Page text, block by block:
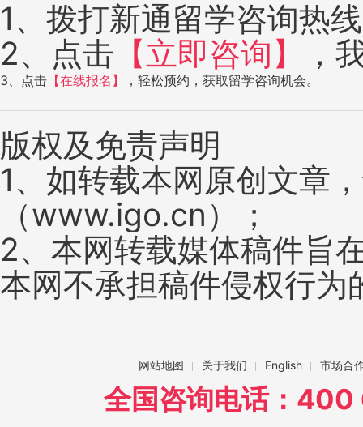
1、拨打新通留学咨询热
2、点击 【立即咨询】 ，
3、点击 【在线报名】 ，轻松预约，获取留学咨询机会。
版权及免责声明
1、如转载本网原创文章
（www.igo.cn）；
2、本网转载媒体稿件旨
本网不承担稿件侵权行为
网站地图 关于我们 English 市场合
全国咨询电话：